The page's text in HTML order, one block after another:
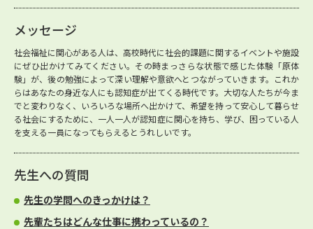
メッセージ
社会福祉に関心がある人は、高校時代に社会的課題に関するイベントや施設
にぜひ出かけてみてください。その時まっさらな状態で感じた体験「原体
験」が、後の勉強によって深い理解や意欲へとつながっていきます。これか
らはあなたの身近な人にも認知症が出てくる時代です。大切な人たちが今ま
でと変わりなく、いろいろな場所へ出かけて、希望を持って安心して暮らせ
る社会にするために、一人一人が認知症に関心を持ち、学び、困っている人
を支える一員になってもらえるとうれしいです。
先生への質問
先生の学問へのきっかけは？
先輩たちはどんな仕事に携わっているの？